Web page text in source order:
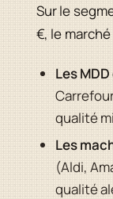
Sur le
€, le
Les
qualité
Les
(Aldi,
qualité